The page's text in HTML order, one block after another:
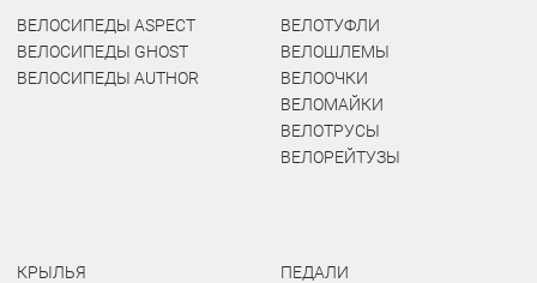
ВЕЛОСИПЕДЫ ASPECT
ВЕЛОСИПЕДЫ GHOST
ВЕЛОСИПЕДЫ AUTHOR
ВЕЛОТУФЛИ
ВЕЛОШЛЕМЫ
ВЕЛООЧКИ
ВЕЛОМАЙКИ
ВЕЛОТРУСЫ
ВЕЛОРЕЙТУЗЫ
КРЫЛЬЯ
ПЕДАЛИ